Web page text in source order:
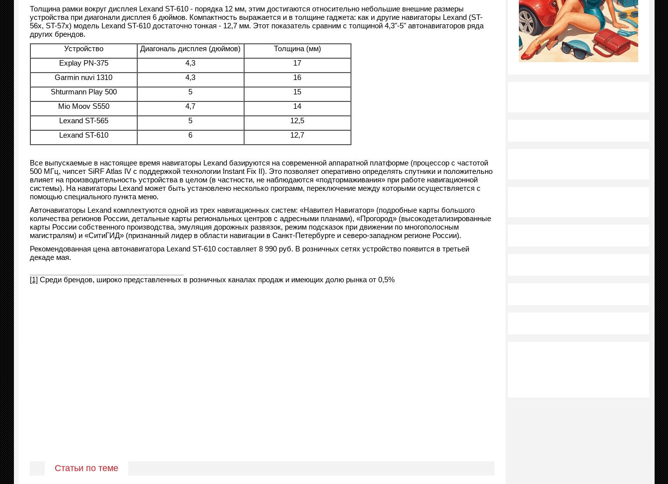
Толщина рамки вокруг дисплея Lexand ST-610 - порядка 12 мм, этим достигаются относительно небольшие внешние размеры
устройства при диагонали дисплея 6 дюймов. Компактность выражается и в толщине гаджета: как и другие навигаторы Lexand (ST-
56х, ST-57х) модель Lexand ST-610 достаточно тонкая - 12,7 мм. Этот показатель сравним с толщиной 4,3"-5" автонавигаторов ряда
других брендов.
Устройство
Диагональ дисплея (дюймов)
Толщина (мм)
Explay PN-375
4,3
17
Garmin nuvi 1310
4,3
16
Shturmann Play 500
5
15
Mio Moov S550
4,7
14
Lexand ST-565
5
12,5
Lexand ST-610
6 12,7
Все выпускаемые в настоящее время навигаторы Lexand базируются на современной аппаратной платформе (процессор с частотой
500 МГц, чипсет SiRF Atlas IV с поддержкой технологии Instant Fix II). Это позволяет оперативно определять спутники и положительно
влияет на производительность устройства в целом (в частности, не наблюдаются «подтормаживания» при работе навигационной
системы). На навигаторы Lexand может быть установлено несколько программ, переключение между которыми осуществляется с
помощью специального пункта меню.
Автонавигаторы Lexand комплектуются одной из трех навигационных систем: «Навител Навигатор» (подробные карты большого
количества регионов России, детальные карты региональных центров с адресными планами), «Прогород» (высокодетализированные
карты России собственного производства, эмуляция дорожных развязок, режим подсказок при движении по многополосным
магистралям) и «СитиГИД» (признанный лидер в области навигации в Санкт-Петербурге и северо-западном регионе России).
Рекомендованная цена автонавигатора Lexand ST-610 составляет 8 990 руб. В розничных сетях устройство появится в третьей
декаде мая.
[1]Среди брендов, широко представленных в розничных каналах продаж и имеющих долю рынка от 0,5%
Статьи по теме